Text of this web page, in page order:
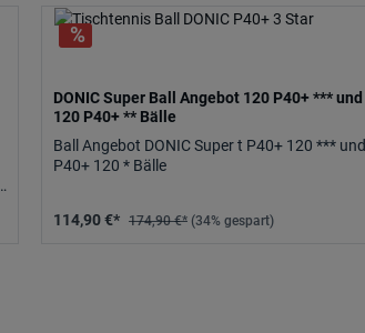
DONIC Super Ball Angebot 120 P40+ *** und
120 P40+ ** Bälle
Ball Angebot DONIC Super t P40+ 120 *** und
P40+ 120 * Bälle
114,90 €* 174,90 €* (34% gespart)